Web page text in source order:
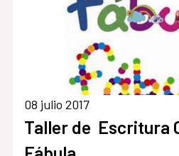
08 julio 2017
Taller de Escritura